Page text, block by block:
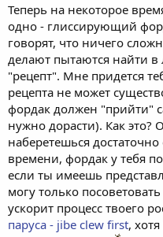
Теперь на некоторое
одно - глиссирующий
говорят, что ничего
делают пытаются найти в
"рецепт". Мне придется
рецепта не может
фордак должен "прийти"
нужно дорасти). Как это?
наберетешься
времени, фордак у тебя
если ты имеешь
могу только
ускорит процесс твоего
паруса - jibe clew first,